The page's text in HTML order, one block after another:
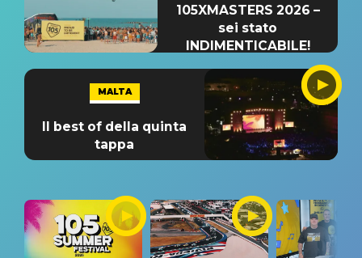
105XMASTERS 2026 –
sei stato
INDIMENTICABILE!
MALTA
Il best of della quinta
tappa